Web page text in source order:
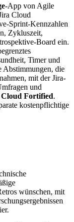
-App von Agile
Cloud
Sprint-Kennzahlen
Zykluszeit,
Board ein.
Timer und
Abstimmungen, die
mit der Jira-
und
Cloud Fortified.
kostenpflichtige
wünschen, mit